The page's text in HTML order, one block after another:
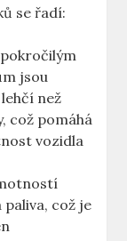
se řadí:
jsou
⁣než
což ⁢pomáhá
vozidla
což je‍